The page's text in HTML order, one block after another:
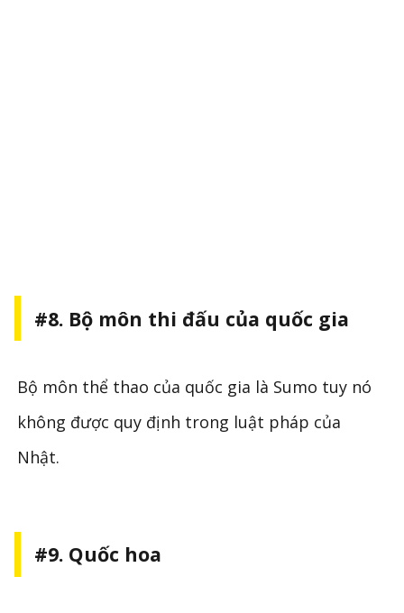
#8. Bộ môn thi đấu của quốc gia
Bộ môn thể thao của quốc gia là Sumo tuy nó
không được quy định trong luật pháp của
Nhật.
#9. Quốc hoa